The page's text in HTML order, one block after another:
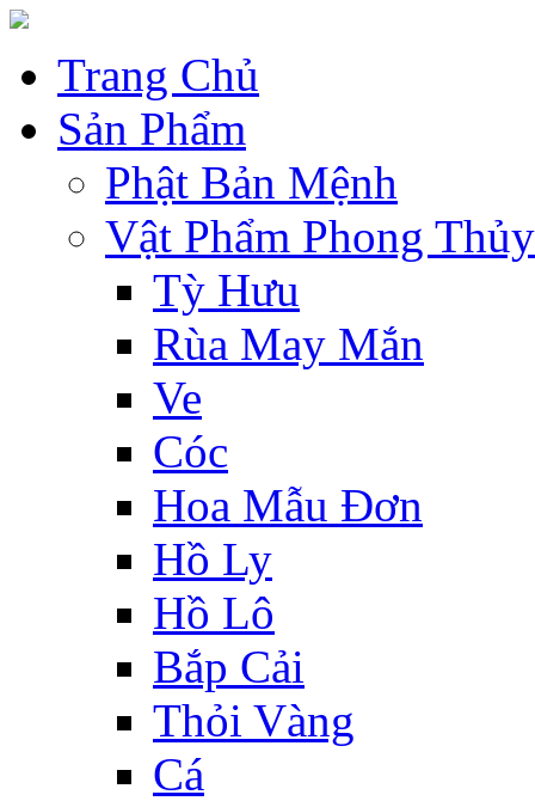
Trang Chủ
Sản Phẩm
Phật Bản Mệnh
Vật Phẩm Phong Thủy
Tỳ Hưu
Rùa May Mắn
Ve
Cóc
Hoa Mẫu Đơn
Hồ Ly
Hồ Lô
Bắp Cải
Thỏi Vàng
Cá